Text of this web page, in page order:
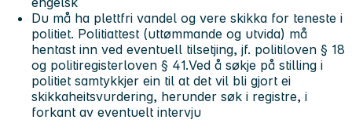
Du må ha plettfri vandel og vere skikka for teneste i
politiet. Politiattest (uttømmande og utvida) må
hentast inn ved eventuell tilsetjing, jf. politiloven § 18
og politiregisterloven § 41.Ved å søkje på stilling i
politiet samtykkjer ein til at det vil bli gjort ei
skikkaheitsvurdering, herunder søk i registre, i
forkant av eventuelt intervju